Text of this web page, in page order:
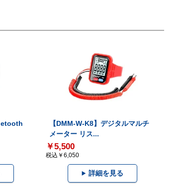
【DMM-W-K8】デジタルマルチ
メーター リス...
￥5,500
税込￥6,050
詳細を見る